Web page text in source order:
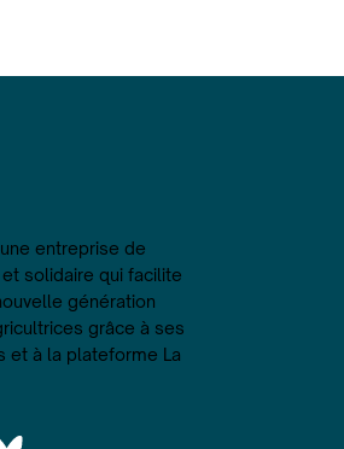
entreprise de
solidaire qui facilite
génération
grâce à ses
et à la plateforme La